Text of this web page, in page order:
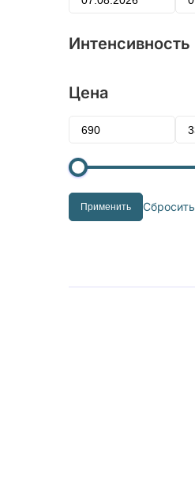
Интенсивность
Цена
Применить Сбросить